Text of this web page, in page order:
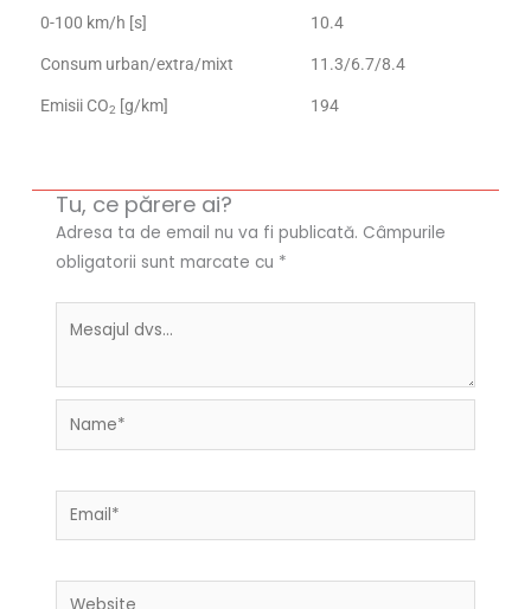
0-100 km/h [s] 10.4
Consum urban/extra/mixt 11.3/6.7/8.4
Emisii CO2 [g/km] 194
Tu, ce părere ai?
Adresa ta de email nu va fi publicată. Câmpurile
obligatorii sunt marcate cu *
Name*
Email*
Website